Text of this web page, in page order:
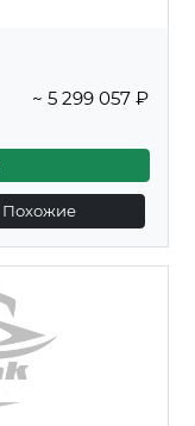
~ 5 299 057 ₽
Похожие